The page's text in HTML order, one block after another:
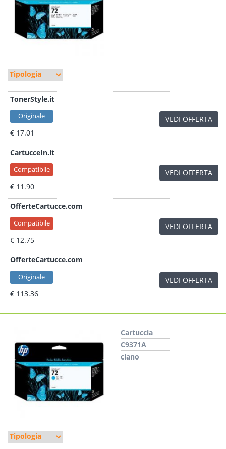
TonerStyle.it
Originale
€ 17.01
VEDI OFFERTA
CartucceIn.it
Compatibile
€ 11.90
VEDI OFFERTA
OfferteCartucce.com
Compatibile
€ 12.75
VEDI OFFERTA
OfferteCartucce.com
Originale
€ 113.36
VEDI OFFERTA
Cartuccia
C9371A
ciano